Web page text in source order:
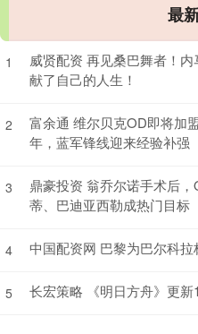
最
1
威贤配资 再见桑巴舞者！
献了自己的人生！
2
富余通 维尔贝克OD即将加
年，蓝军锋线迎来经验补强
3
鼎豪投资 翁乔尔诺手术后
蒂、巴迪亚西勒成热门目标
4 中国配资网 巴黎为巴尔科
5 长宏策略 《明日方舟》更